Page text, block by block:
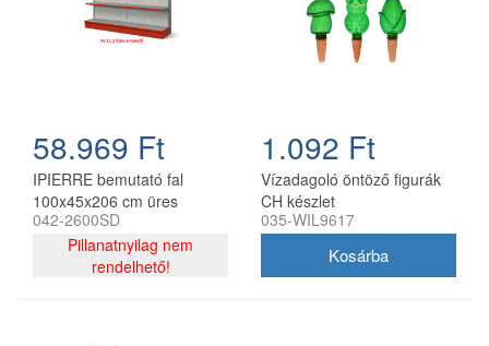
58.969 Ft
IPIERRE bemutató fal
100x45x206 cm üres
042-2600SD
Pillanatnyilag nem
rendelhető!
1.092 Ft
Vízadagoló öntöző figurák
CH készlet
035-WIL9617